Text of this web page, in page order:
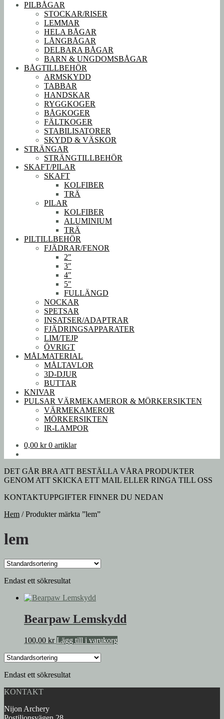
PILBÅGAR
STOCKAR/RISER
LEMMAR
HELA BÅGAR
LÅNGBÅGAR
DELBARA BÅGAR
BARN & UNGDOMSBÅGAR
BÅGTILLBEHÖR
ARMSKYDD
TABBAR
HANDSKAR
RYGGKOGER
BÅGKOGER
FÄLTKOGER
STABILISATORER
SKYDD & VÄSKOR
STRÄNGAR
STRÄNGTILLBEHÖR
SKAFT/PILAR
SKAFT
KOLFIBER
TRÄ
PILAR
KOLFIBER
ALUMINIUM
TRÄ
PILTILLBEHÖR
FJÄDRAR/FENOR
2″
3″
4″
5″
FULLÄNGD
NOCKAR
SPETSAR
INSATSER/ADAPTRAR
FJÄDRINGSAPPARATER
LIM/TEJP
ÖVRIGT
MÅLMATERIAL
MÅLTAVLOR
3D-DJUR
BUTTAR
KNIVAR
PULSAR VÄRMEKAMEROR & MÖRKERSIKTEN
VÄRMEKAMEROR
MÖRKERSIKTEN
IR-LAMPOR
0,00 kr 0 artiklar
DET GÅR BRA ATT BESTÄLLA VÅRA PRODUKTER
GENOM ATT SKICKA ETT MAIL ELLER RINGA TILL OSS
KONTAKTUPPGIFTER FINNER DU NEDAN
Hem /Produkter märkta ”lem”
lem
Endast ett sökresultat
Bearpaw Lemskydd
100,00 kr Lägg till i varukorg
Endast ett sökresultat
KONTAKT
Nijon Archery